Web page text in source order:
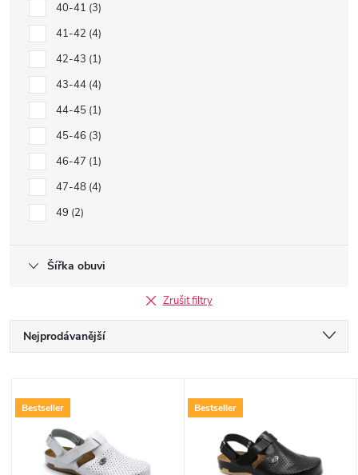
40-41 3
41-42 4
42-43 1
43-44 4
44-45 1
45-46 3
46-47 1
47-48 4
49 2
Šířka obuvi
Zrušit filtry
Ř
z
Nejprodávanější
Nejdražší
Abecedně
VBestseller Bestseller